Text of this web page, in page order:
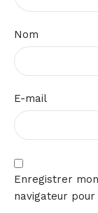
Nom
E-mail
Enregistrer
navigateur